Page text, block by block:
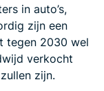
in auto’s,
zijn een
tegen 2030 wel
verkocht
zijn.